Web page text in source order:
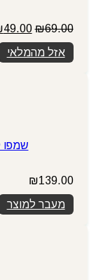
₪69.00
המחיר
המקורי
היה:
₪69.00.
49.00
אזל מהמלאי
שמפו
₪139.00
מעבר למוצר